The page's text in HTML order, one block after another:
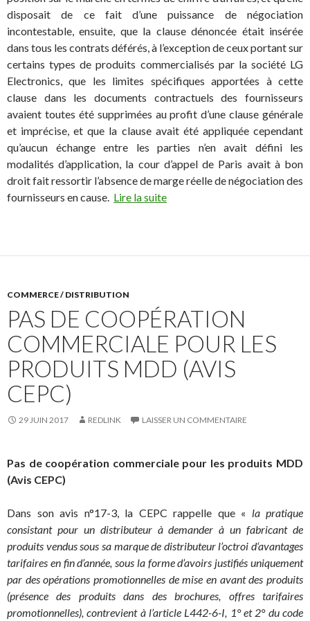
disposait de ce fait d’une puissance de négociation
incontestable, ensuite, que la clause dénoncée était insérée
dans tous les contrats déférés, à l’exception de ceux portant sur
certains types de produits commercialisés par la société LG
Electronics, que les limites spécifiques apportées à cette
clause dans les documents contractuels des fournisseurs
avaient toutes été supprimées au profit d’une clause générale
et imprécise, et que la clause avait été appliquée cependant
qu’aucun échange entre les parties n’en avait défini les
modalités d’application, la cour d’appel de Paris avait à bon
droit fait ressortir l’absence de marge réelle de négociation des
fournisseurs en cause. Lire la suite
COMMERCE / DISTRIBUTION
PAS DE COOPÉRATION
COMMERCIALE POUR LES
PRODUITS MDD (AVIS
CEPC)
29 JUIN 2017 REDLINK LAISSER UN COMMENTAIRE
Pas de coopération commerciale pour les produits MDD
(Avis CEPC)
Dans son avis n°17-3, la CEPC rappelle que « la pratique
consistant pour un distributeur à demander à un fabricant de
produits vendus sous sa marque de distributeur l’octroi d‘avantages
tarifaires en fin d’année, sous la forme d’avoirs justifiés uniquement
par des opérations promotionnelles de mise en avant des produits
(présence des produits dans des brochures, offres tarifaires
promotionnelles), contrevient à l’article L442-6-I, 1°et 2° du code